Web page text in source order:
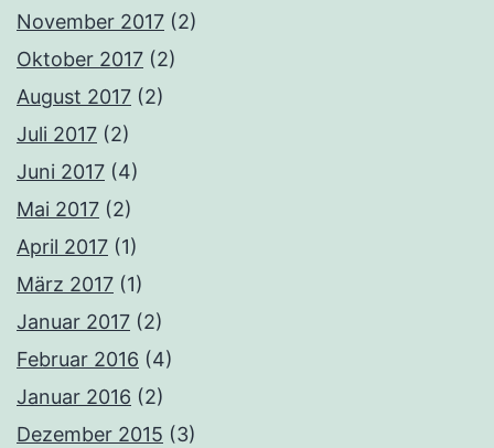
November 2017 (2)
Oktober 2017 (2)
August 2017 (2)
Juli 2017 (2)
Juni 2017 (4)
Mai 2017 (2)
April 2017 (1)
März 2017 (1)
Januar 2017 (2)
Februar 2016 (4)
Januar 2016 (2)
Dezember 2015 (3)